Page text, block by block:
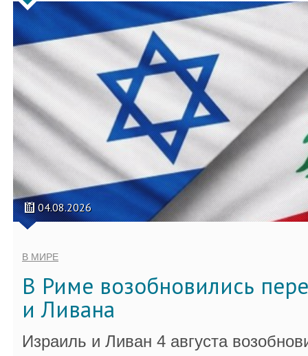
04.08.2026
В МИРЕ
В Риме возобновились
и Ливана
Израиль и Ливан 4 августа